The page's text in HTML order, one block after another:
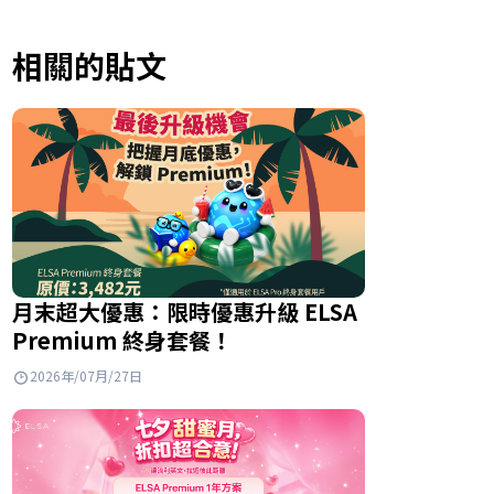
相關的貼文
月末超大優惠：限時優惠升級 ELSA
Premium 終身套餐！
2026年/07月/27日